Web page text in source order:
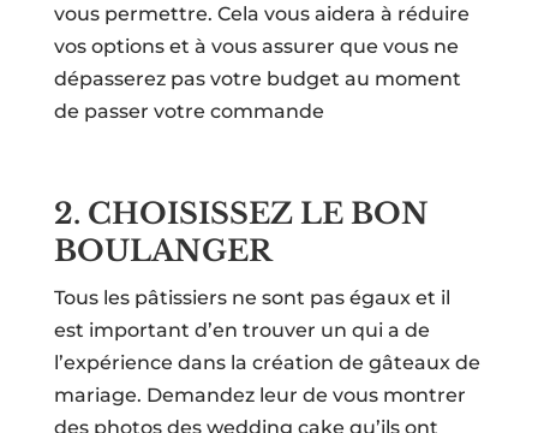
vous permettre. Cela vous aidera à réduire
vos options et à vous assurer que vous ne
dépasserez pas votre budget au moment
de passer votre commande
2. CHOISISSEZ LE BON
BOULANGER
Tous les pâtissiers ne sont pas égaux et il
est important d’en trouver un qui a de
l’expérience dans la création de gâteaux de
mariage. Demandez leur de vous montrer
des photos des wedding cake qu’ils ont